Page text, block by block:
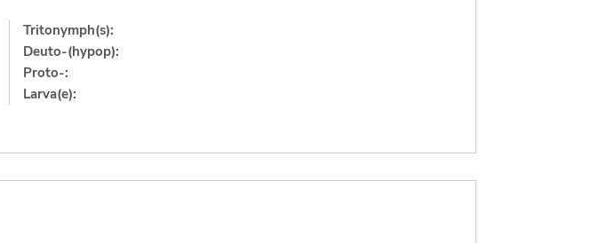
Tritonymph(s):
Deuto-(hypop):
Proto-:
Larva(e):